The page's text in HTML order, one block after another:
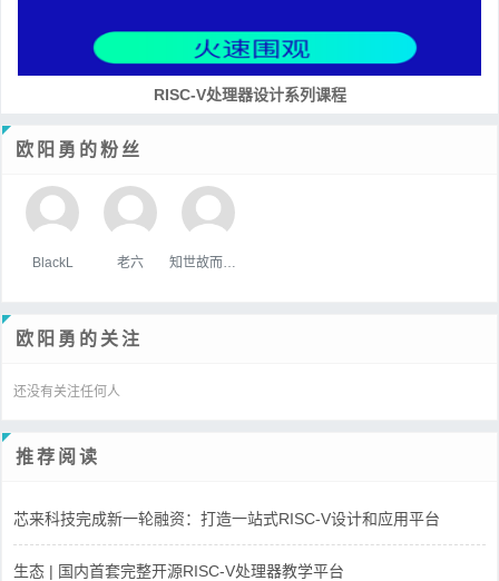
RISC-V处理器设计系列课程
欧阳勇的粉丝
BlackL 老六
欧阳勇的关注
还没有关注任何人
推荐阅读
芯来科技完成新一轮融资：打造一站式RISC-V设计和应用平台
生态 | 国内首套完整开源RISC-V处理器教学平台